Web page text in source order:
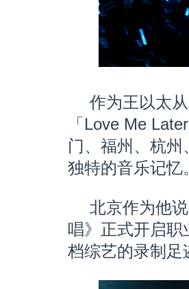
作为王以太
「Love Me
门、福州、杭
独特的音乐记忆
北京作为他
唱》正式开启
档综艺的录制足